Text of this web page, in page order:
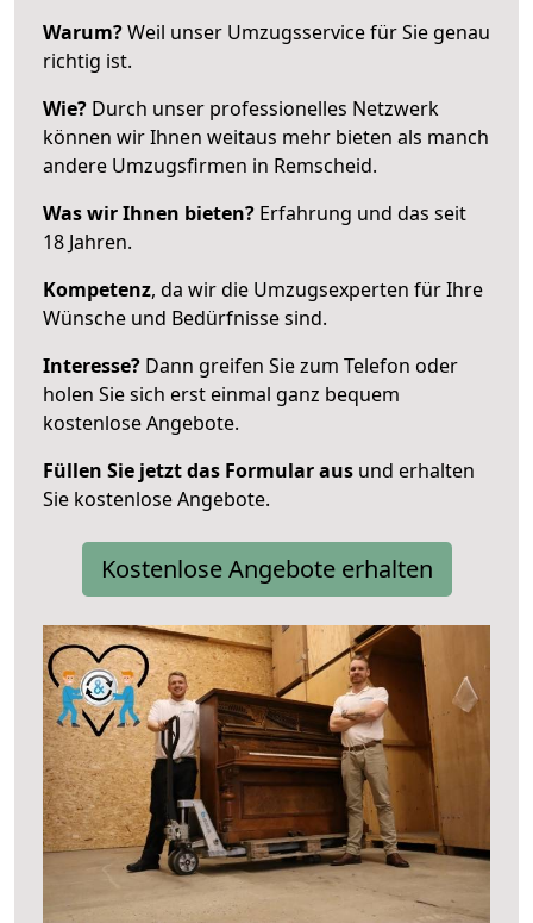
Warum?Weil unser Umzugsservice für Sie genau
richtig ist.
Wie? Durch unser professionelles Netzwerk
können wir Ihnen weitaus mehr bieten als manch
andere Umzugsfirmen in Remscheid.
Was wir Ihnen bieten? Erfahrung und das seit
18 Jahren.
Kompetenz, da wir die Umzugsexperten für Ihre
Wünsche und Bedürfnisse sind.
Interesse? Dann greifen Sie zum Telefon oder
holen Sie sich erst einmal ganz bequem
kostenlose Angebote.
Füllen Sie jetzt das Formular aus und erhalten
Sie kostenlose Angebote.
Kostenlose Angebote erhalten